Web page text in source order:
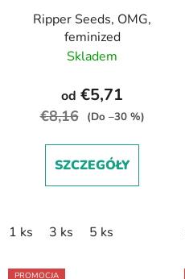
Ripper Seeds, OMG,
feminized
Skladem
od €5,71
€8,16 (Do –30 %)
SZCZEGÓŁY
1 ks 3 ks 5 ks
PROMOCJA